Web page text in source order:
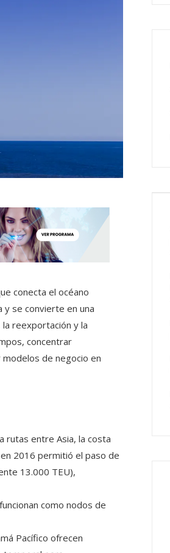
conecta el océano
y se convierte en una
reexportación y la
concentrar
de negocio en
rutas entre Asia, la costa
2016 permitió el paso de
13.000 TEU),
como nodos de
Pacífico ofrecen